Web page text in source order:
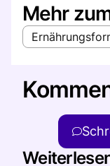
Mehr